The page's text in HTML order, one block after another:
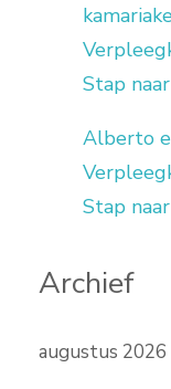
Stap
Alberto
Stap
Archief
augustus 2026